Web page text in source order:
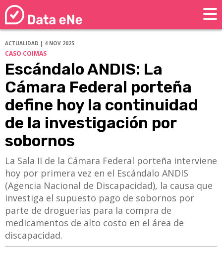
ACTUALIDAD | 4 NOV 2025
CASO COIMAS
Escándalo ANDIS: La
Cámara Federal porteña
define hoy la continuidad
de la investigación por
sobornos
La Sala II de la Cámara Federal porteña interviene
hoy por primera vez en el Escándalo ANDIS
(Agencia Nacional de Discapacidad), la causa que
investiga el supuesto pago de sobornos por
parte de droguerías para la compra de
medicamentos de alto costo en el área de
discapacidad.